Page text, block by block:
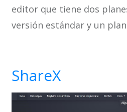
editor que tiene dos
versión estándar y un
ShareX